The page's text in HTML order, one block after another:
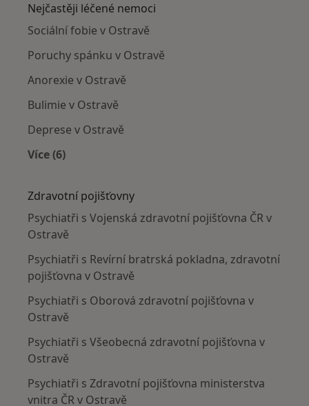
Nejčastěji léčené nemoci
Sociální fobie v Ostravě
Poruchy spánku v Ostravě
Anorexie v Ostravě
Bulimie v Ostravě
Deprese v Ostravě
Více (6)
Zdravotní pojišťovny
Psychiatři s Vojenská zdravotní pojišťovna ČR v
Ostravě
Psychiatři s Revírní bratrská pokladna, zdravotní
pojišťovna v Ostravě
Psychiatři s Oborová zdravotní pojišťovna v
Ostravě
Psychiatři s Všeobecná zdravotní pojišťovna v
Ostravě
Psychiatři s Zdravotní pojišťovna ministerstva
vnitra ČR v Ostravě